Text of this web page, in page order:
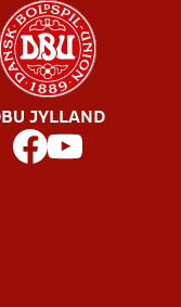
JYLLAND